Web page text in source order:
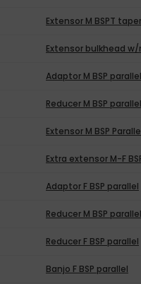
Extensor M BSPT
Extensor bulkhead
Adaptor M BSP parallel
Reducer M BSP
Extensor M BSP
Extra extensor M-F
Adaptor F BSP parallel
Reducer M BSP
Reducer F BSP parallel
Banjo F BSP parallel